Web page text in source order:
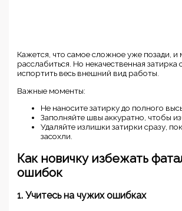
Кажется, что самое сложное уже позади,
расслабиться. Но некачественная затирка
испортить весь внешний вид работы.
Важные моменты:
Не наносите затирку до полного
Заполняйте швы аккуратно, чтобы
Удаляйте излишки затирки сразу,
засохли.
Как новичку избежать
ошибок
1. Учитесь на чужих ошибках